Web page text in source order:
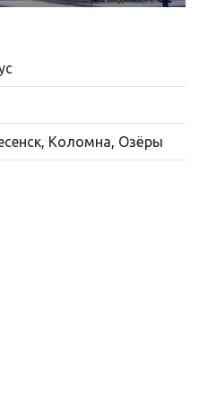
Коломна, Озёры